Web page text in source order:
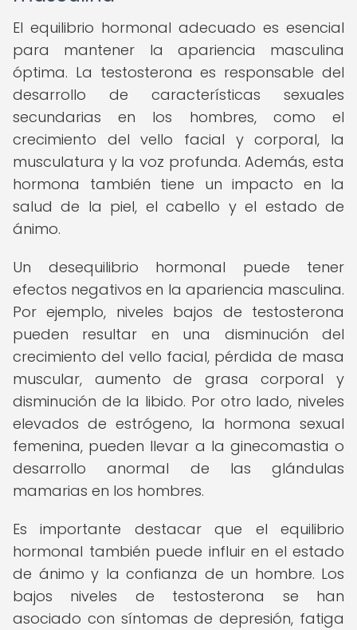
El equilibrio hormonal adecuado es esencial
para mantener la apariencia masculina
óptima. La testosterona es responsable del
desarrollo de características sexuales
secundarias en los hombres, como el
crecimiento del vello facial y corporal, la
musculatura y la voz profunda. Además, esta
hormona también tiene un impacto en la
salud de la piel, el cabello y el estado de
ánimo.
Un desequilibrio hormonal puede tener
efectos negativos en la apariencia masculina.
Por ejemplo, niveles bajos de testosterona
pueden resultar en una disminución del
crecimiento del vello facial, pérdida de masa
muscular, aumento de grasa corporal y
disminución de la libido. Por otro lado, niveles
elevados de estrógeno, la hormona sexual
femenina, pueden llevar a la ginecomastia o
desarrollo anormal de las glándulas
mamarias en los hombres.
Es importante destacar que el equilibrio
hormonal también puede influir en el estado
de ánimo y la confianza de un hombre. Los
bajos niveles de testosterona se han
asociado con síntomas de depresión, fatiga